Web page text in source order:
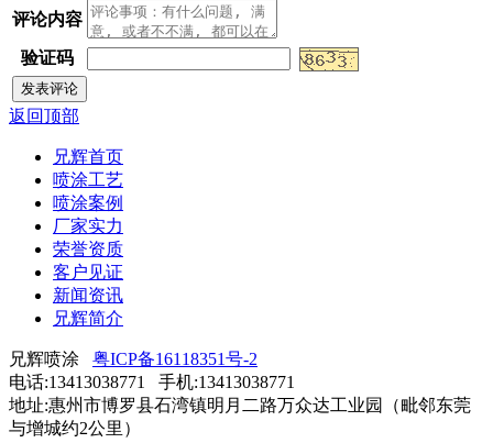
评论内容
验证码
返回顶部
兄辉首页
喷涂工艺
喷涂案例
厂家实力
荣誉资质
客户见证
新闻资讯
兄辉简介
兄辉喷涂 粤ICP备16118351号-2
电话:13413038771 手机:13413038771
地址:惠州市博罗县石湾镇明月二路万众达工业园（毗邻东莞
与增城约2公里）